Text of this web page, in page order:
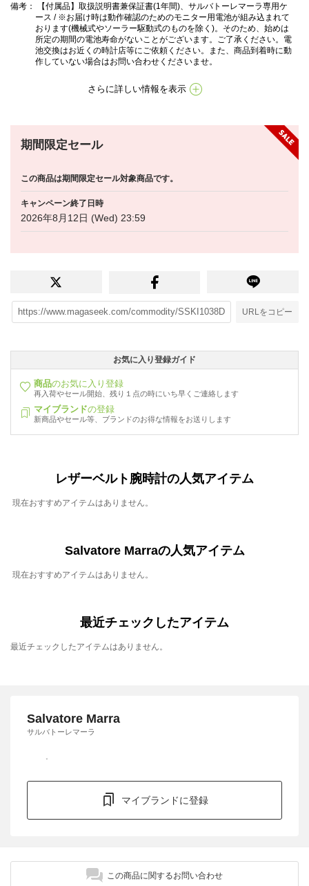
備考 ： 【付属品】取扱説明書兼保証書(1年間)、サルバトーレマーラ専用ケ
ース / ※お届け時は動作確認のためのモニター用電池が組み込まれて
おります(機械式やソーラー駆動式のものを除く)。そのため、始めは
所定の期間の電池寿命がないことがございます。ご了承ください。電
池交換はお近くの時計店等にご依頼ください。また、商品到着時に動
作していない場合はお問い合わせくださいませ。
さらに詳しい情報を表示
期間限定セール
この商品は期間限定セール対象商品です。
キャンペーン終了日時
2026年8月12日 (Wed) 23:59
URLをコピー
お気に入り登録ガイド
商品のお気に入り登録
再入荷やセール開始、残り１点の時にいち早くご連絡します
マイブランドの登録
新商品やセール等、ブランドのお得な情報をお送りします
レザーベルト腕時計の人気アイテム
現在おすすめアイテムはありません。
Salvatore Marraの人気アイテム
現在おすすめアイテムはありません。
最近チェックしたアイテム
最近チェックしたアイテムはありません。
Salvatore Marra
サルバトーレマーラ
マイブランドに登録
この商品に関するお問い合わせ